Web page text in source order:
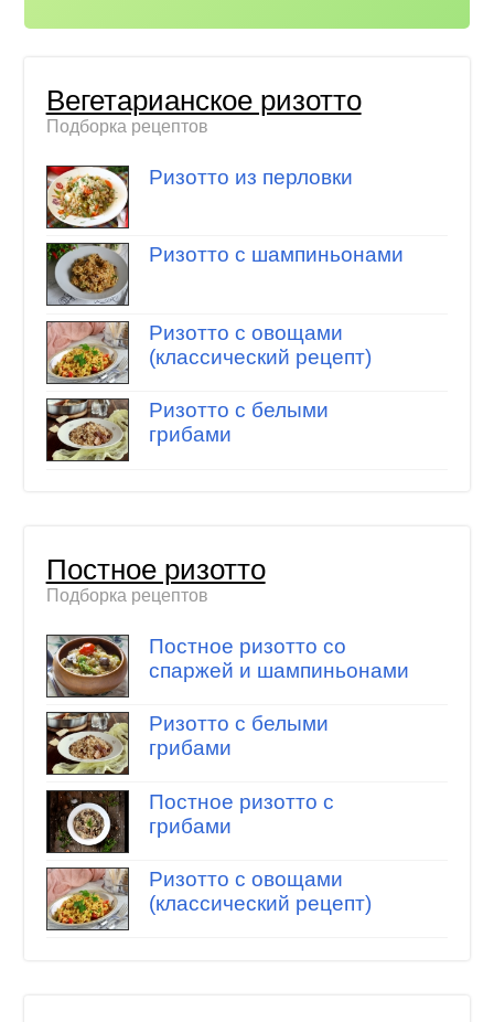
Вегетарианское ризотто
Подборка рецептов
Ризотто из перловки
Ризотто с шампиньонами
Ризотто с овощами
(классический рецепт)
Ризотто с белыми
грибами
Постное ризотто
Подборка рецептов
Постное ризотто со
спаржей и шампиньонами
Ризотто с белыми
грибами
Постное ризотто с
грибами
Ризотто с овощами
(классический рецепт)